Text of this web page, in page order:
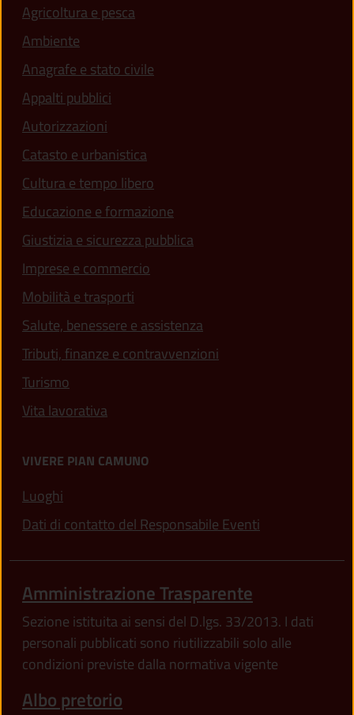
Agricoltura e pesca
Ambiente
Anagrafe e stato civile
Appalti pubblici
Autorizzazioni
Catasto e urbanistica
Cultura e tempo libero
Educazione e formazione
Giustizia e sicurezza pubblica
Imprese e commercio
Mobilità e trasporti
Salute, benessere e assistenza
Tributi, finanze e contravvenzioni
Turismo
Vita lavorativa
VIVERE PIAN CAMUNO
Luoghi
Dati di contatto del Responsabile Eventi
Amministrazione Trasparente
Sezione istituita ai sensi del D.lgs. 33/2013. I dati
personali pubblicati sono riutilizzabili solo alle
condizioni previste dalla normativa vigente
Albo pretorio